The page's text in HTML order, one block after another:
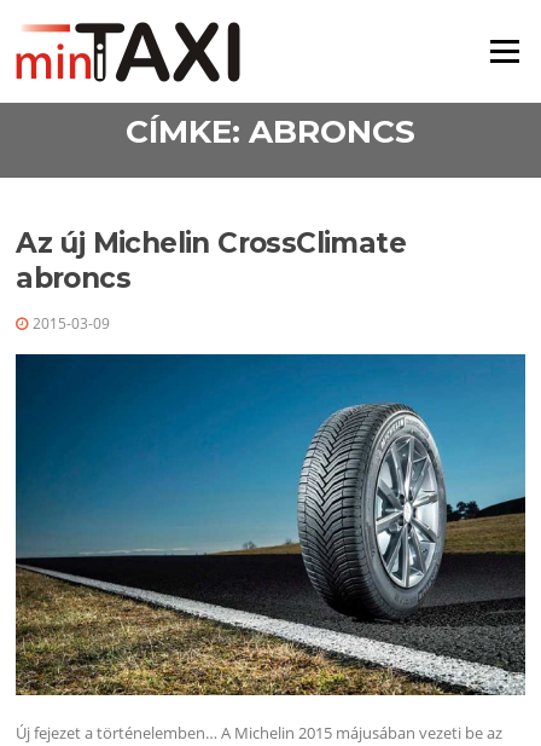
Menü
CÍMKE: ABRONCS
Az új Michelin CrossClimate
abroncs
2015-03-09
Új fejezet a történelemben… A Michelin 2015 májusában vezeti be az